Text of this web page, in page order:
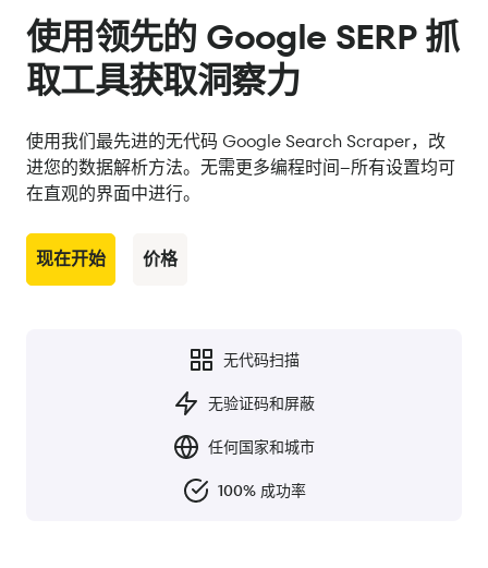
使用领先的 Google SERP 抓
取工具获取洞察力
使用我们最先进的无代码 Google Search Scraper，改
进您的数据解析方法。无需更多编程时间--所有设置均可
在直观的界面中进行。
现在开始 价格
无代码扫描
无验证码和屏蔽
任何国家和城市
100% 成功率